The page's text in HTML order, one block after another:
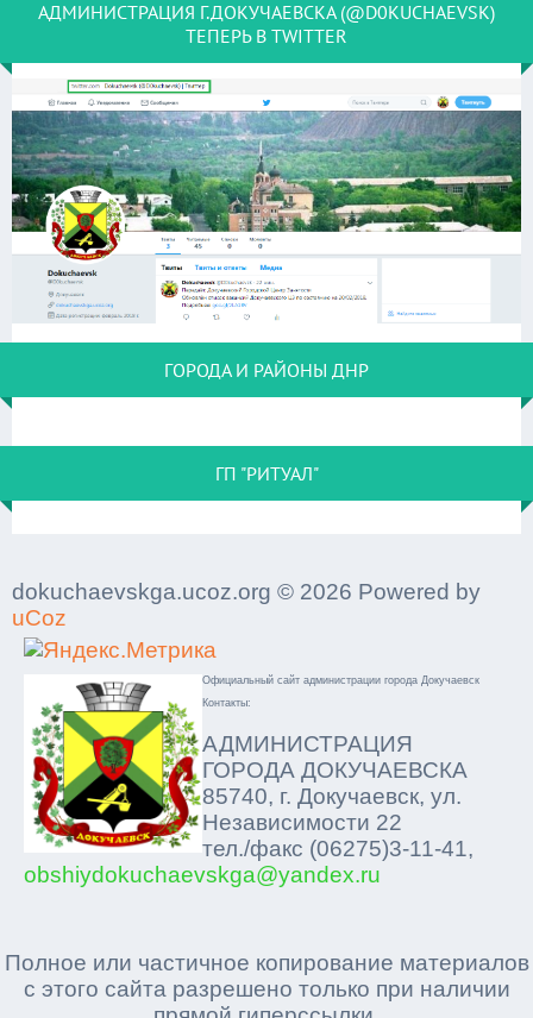
АДМИНИСТРАЦИЯ Г.ДОКУЧАЕВСКА (@D0KUCHAEVSK)
ТЕПЕРЬ В TWITTER
ГОРОДА И РАЙОНЫ ДНР
ГП "РИТУАЛ"
dokuchaevskga.ucoz.org © 2026 Powered by
uCoz
Официальный сайт администрации города Докучаевск
Контакты:
АДМИНИСТРАЦИЯ
ГОРОДА ДОКУЧАЕВСКА
85740, г. Докучаевск, ул.
Независимости 22
тел./факс (06275)3-11-41,
obshiydokuchaevskga@yandex.ru
Полное или частичное копирование материалов
с этого сайта разрешено только при наличии